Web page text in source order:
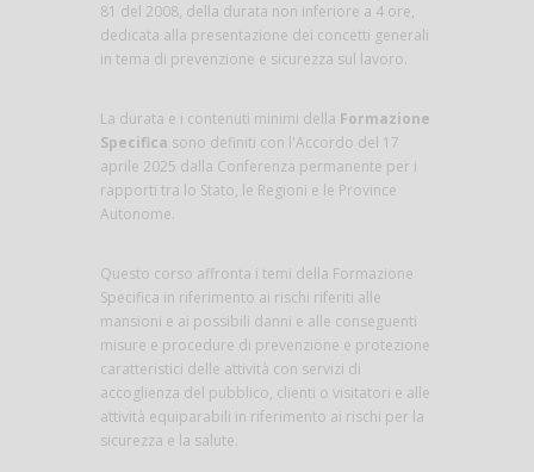
81 del 2008, della durata non inferiore a 4 ore,
dedicata alla presentazione dei concetti generali
in tema di prevenzione e sicurezza sul lavoro.
La durata e i contenuti minimi della Formazione
Specifica sono definiti con l'Accordo del 17
aprile 2025 dalla Conferenza permanente per i
rapporti tra lo Stato, le Regioni e le Province
Autonome.
Questo corso affronta i temi della Formazione
Specifica in riferimento ai rischi riferiti alle
mansioni e ai possibili danni e alle conseguenti
misure e procedure di prevenzione e protezione
caratteristici delle attività con servizi di
accoglienza del pubblico, clienti o visitatori e alle
attività equiparabili in riferimento ai rischi per la
sicurezza e la salute.